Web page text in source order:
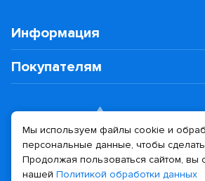
Информация
Покупателям
Дизайн сайта
Мы используем файлы cookie и
персональные данные, чтобы
Продолжая пользоваться сайтом, вы
нашей Политикой обработки данных